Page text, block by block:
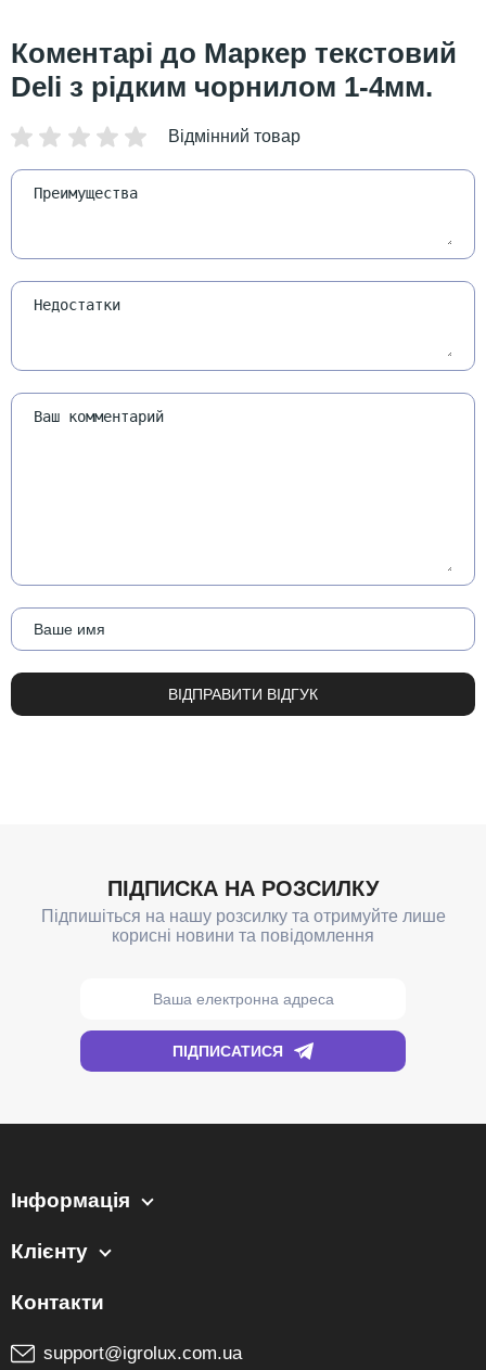
Маркер текстовий
Deli з рідким чорнилом 1-4мм.
Інформація
Клієнту
support@igrolux.com.ua